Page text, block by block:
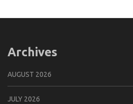
Archives
AUGUST 2026
JULY 2026